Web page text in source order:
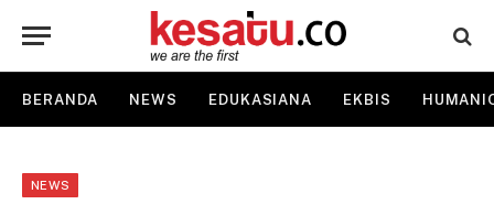
BERANDA NEWS EDUKASIANA EKBIS
NEWS